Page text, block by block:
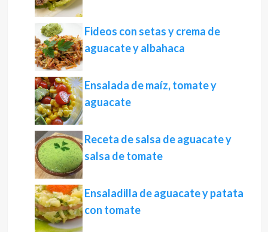
Fideos con setas y crema de
aguacate y albahaca
Ensalada de maíz, tomate y
aguacate
Receta de salsa de aguacate y
salsa de tomate
Ensaladilla de aguacate y patata
con tomate